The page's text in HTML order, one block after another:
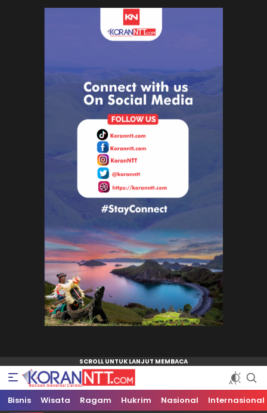
Koran NTT
Bacaan Generasi Cerdas
Bisnis Wisata Ragam Hukrim Nasional Internasional